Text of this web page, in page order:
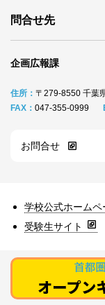
問合せ先
企画広報課
住所： 〒279‐8550 千葉
FAX： 047‐355‐0999
お問合せ
学校公式ホームペ
受験生サイト